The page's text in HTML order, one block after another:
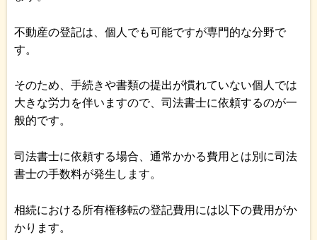
不動産の登記は、個人でも可能ですが専門的な分野で
す。
そのため、手続きや書類の提出が慣れていない個人では
大きな労力を伴いますので、司法書士に依頼するのが一
般的です。
司法書士に依頼する場合、通常かかる費用とは別に司法
書士の手数料が発生します。
相続における所有権移転の登記費用には以下の費用がか
かります。